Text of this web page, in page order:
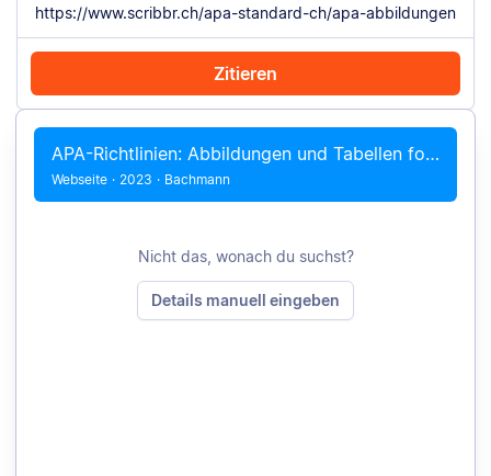
Zitieren
Mit Chrome zitieren Manuell zitieren
APA-Richtlinien: Abbildungen und Tabellen formatieren
Webseite · 2023 · Bachmann
Nicht das, wonach du suchst?
Details manuell eingeben